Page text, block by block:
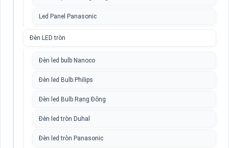
Led Panel Panasonic
Đèn LED tròn
Đèn led bulb Nanoco
Đèn led Bulb Philips
Đèn led Bulb Rạng Đông
Đèn led tròn Duhal
Đèn led tròn Panasonic